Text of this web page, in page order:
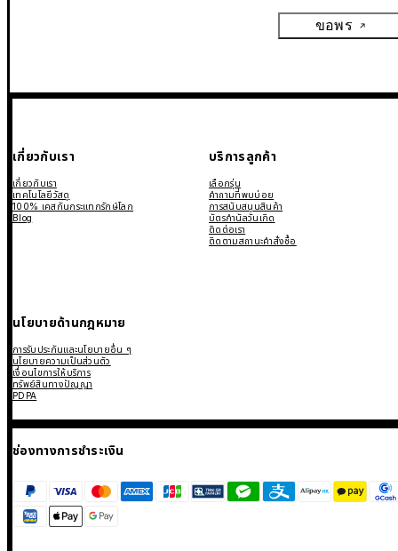
ขอพร
เกี่ยวกับเรา
เกี่ยวกับเรา
เทคโนโลยีวัสดุ
100% เคสกันกระแทกรักษ์โลก
Blog
บริการลูกค้า
เลือกรุ่น
คำถามที่พบบ่อย
การสนับสนุนสินค้า
บัตรกำนัลวันเกิด
ติดต่อเรา
ติดตามสถานะคำสั่งซื้อ
นโยบายด้านกฎหมาย
การรับประกันและนโยบายอื่น ๆ
นโยบายความเป็นส่วนตัว
เงื่อนไขการให้บริการ
ทรัพย์สินทางปัญญา
PDPA
ช่องทางการชำระเงิน